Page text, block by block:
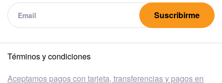
Suscribirme
Términos y condiciones
Aceptamos pagos con tarjeta, transferencias y pagos en